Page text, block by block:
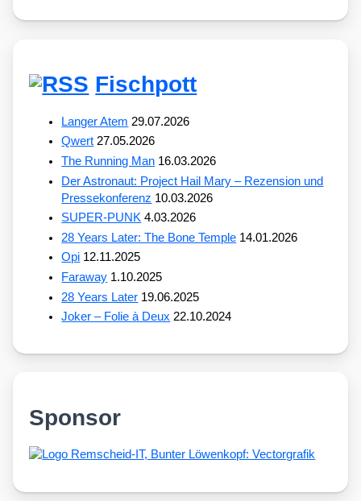
Fischpott
Langer Atem 29.07.2026
Qwert 27.05.2026
The Running Man 16.03.2026
Der Astronaut: Project Hail Mary – Rezension und
Pressekonferenz 10.03.2026
SUPER-PUNK 4.03.2026
28 Years Later: The Bone Temple 14.01.2026
Opi 12.11.2025
Faraway 1.10.2025
28 Years Later 19.06.2025
Joker – Folie à Deux 22.10.2024
Sponsor